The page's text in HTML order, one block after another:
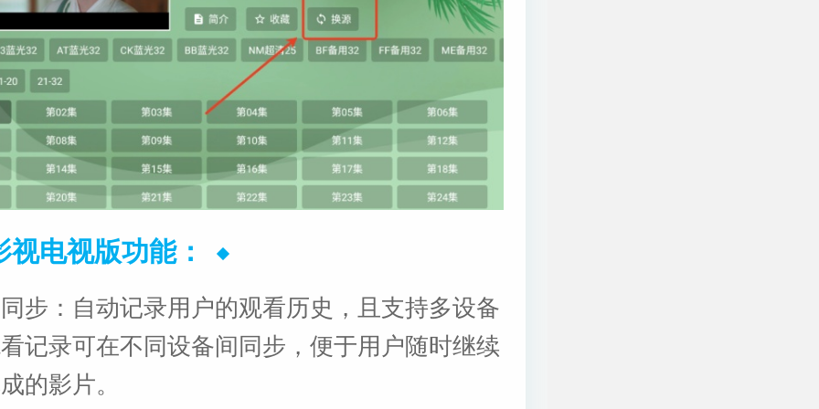
视电视版功能：
步：自动记录用户的观看历史，且支持多设备
记录可在不同设备间同步，便于用户随时继续
的影片。